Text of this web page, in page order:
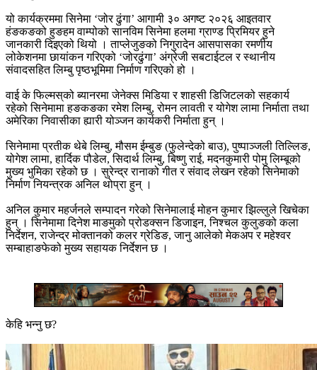
यो कार्यक्रममा सिनेमा ‘जोर ढुंगा’ आगामी ३० अगष्ट २०२६ आइतवार
हंङकङको हुङहम वाम्पोको सानविम सिनेमा हलमा ग्राण्ड प्रिमियर हुने
जानकारी दिइएको थियो । ताप्लेजुङको निगुरादेन आसपासका रमणीय
लोकेशनमा छायांकन गरिएको ‘जोरढुंगा’ अंग्रेजी सबटाईटल र स्थानीय
संवादसहित लिम्बु पृष्ठभूमिमा निर्माण गरिएको हो ।
वाई के फिल्मस्‌को ब्यानरमा जेनेक्स मिडिया र शाहसी डिजिटलको सहकार्य
रहेको सिनेमामा हङकङका रमेश लिम्बु, रोमन लावती र योगेश लामा निर्माता तथा
अमेरिका निवासीका ह्यारी योञ्जन कार्यकरी निर्माता हुन् ।
सिनेमामा प्रतीक थेबे लिम्बु, मौसम ईम्बुङ (फुलेन्देको बाउ), पुष्पाञ्जली तिल्लिङ,
योगेश लामा, हार्दिक पौडेल, सिदार्थ लिम्बु, बिष्णु राई, मदनकुमारी पोमु लिम्बूको
मुख्य भुमिका रहेको छ । सुरेन्द्र रानाको गीत र संवाद लेखन रहेको सिनेमाको
निर्माण नियन्त्रक अनिल थोप्रा हुन् ।
अनिल कुमार महर्जनले सम्पादन गरेको सिनेमालाई मोहन कुमार झिल्लुले खिचेका
हुन् । सिनेमामा दिनेश माङमुको प्रोडक्सन डिजाइन, निश्चल कुलुङको कला
निर्देशन, राजेन्द्र मोक्तानको कलर ग्रेडिङ, जानु आलेको मेकअप र महेश्वर
सम्बाहाङफेको मुख्य सहायक निर्देशन छ ।
केहि भन्नु छ?